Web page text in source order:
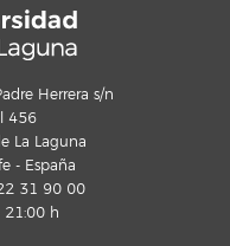
Herrera s/n
456
La Laguna
- España
31 90 00
21:00 h